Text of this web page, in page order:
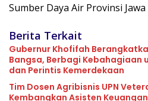
Sumber Daya Air Provinsi
Berita Terkait
Gubernur Khofifah
Bangsa, Berbagi Kebahagiaan
dan Perintis Kemerdekaan
Tim Dosen Agribisnis UPN
Kembangkan Asisten